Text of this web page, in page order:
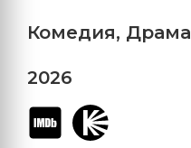
Комедия, Драма
2026